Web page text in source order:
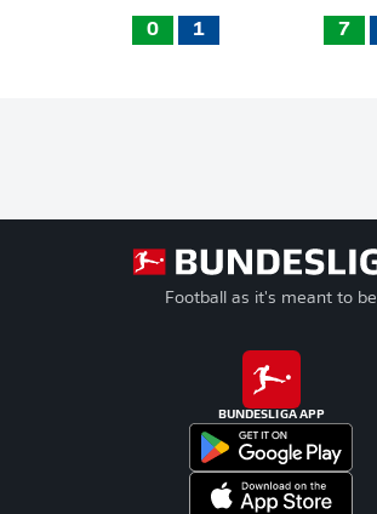
0 1 7
Football as it's meant to be
BUNDESLIGA APP